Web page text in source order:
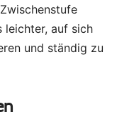
leichter, auf sich
und ständig zu